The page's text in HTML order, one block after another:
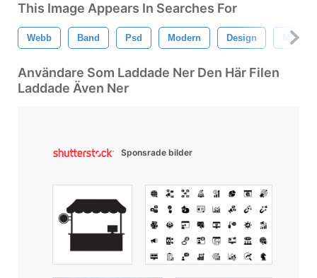
This Image Appears In Searches For
Webb Band Psd Modern Design Märka
Användare Som Laddade Ner Den Här Filen
Laddade Även Ner
Sponsrade bilder